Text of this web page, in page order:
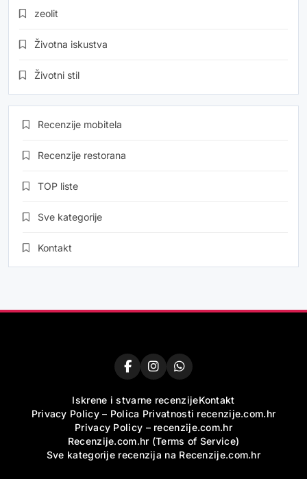
zeolit
Životna iskustva
Životni stil
Recenzije mobitela
Recenzije restorana
TOP liste
Sve kategorije
Kontakt
Iskrene i stvarne recenzijeKontakt
Privacy Policy – Polica Privatnosti recenzije.com.hr
Privacy Policy – recenzije.com.hr
Recenzije.com.hr (Terms of Service)
Sve kategorije recenzija na Recenzije.com.hr